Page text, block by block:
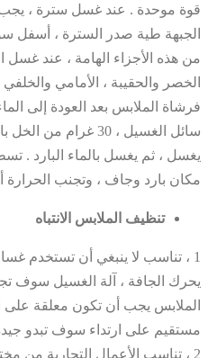
قوة موحدة . عند غسل سترة ، يجب
الجبهة طية صدر السترة ، أسفل
من هذه الأجزاء الهامة ، عند غسل
الخصر والحقيبة ، الأمامي
فرشاة الملابس بعد العودة إلى
سائل الغسيل ، 30
يغسل ، ثم يغسل بالماء البارد .
مكان بارد وجاف ، وتجنب
تنظيف الملابس الانتباه
1 ، تناسب لا ينبغي أن تستخدم
يحرك الجافة ، آلة الغسيل سوف
الملابس يجب أن تكون معلقة
مستقيم على ارتداء سوف تبدو
2 ، تناسب الأعمال التجارية